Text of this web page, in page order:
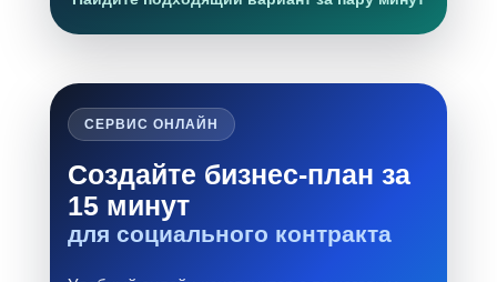
СЕРВИС ОНЛАЙН
Создайте бизнес-план за
15 минут
для социального контракта